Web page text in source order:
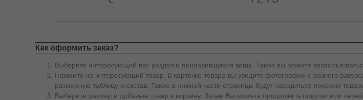
Как оформить заказ?
Выберите интересующий вас раздел и понравившуюся вещь. Также вы можете
Нажмите на интересующий товар. В карточке товара вы увидите фотографии с разного
размерную таблицу и состав. Также в нижней части страницы будут находиться похожие
Выберите размер и добавьте товар в корзину. Затем Вы можете продолжить покупки или